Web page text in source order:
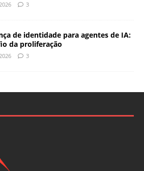
3
de identidade para agentes de IA:
da proliferação
3